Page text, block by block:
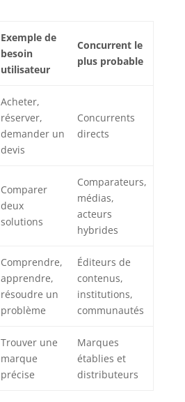
Exemple de
besoin
utilisateur
Concurrent le
plus probable
Acheter,
réserver,
demander un
devis
Concurrents
directs
Comparer
deux
solutions
Comparateurs,
médias,
acteurs
hybrides
Comprendre,
apprendre,
résoudre un
problème
Éditeurs de
contenus,
institutions,
communautés
Trouver une
marque
précise
Marques
établies et
distributeurs